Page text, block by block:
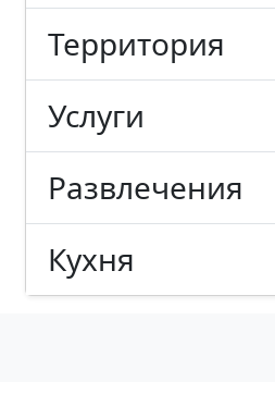
Территория
Услуги
Развлечения
Кухня